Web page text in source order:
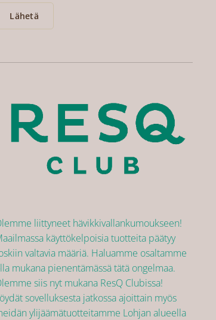
Lähetä
liittyneet hävikkivallankumoukseen!
käyttökelpoisia tuotteita päätyy
valtavia määriä. Haluamme osaltamme
mukana pienentämässä tätä ongelmaa.
siis nyt mukana ResQ Clubissa!
sovelluksesta jatkossa ajoittain myös
ylijäämätuotteitamme Lohjan alueella